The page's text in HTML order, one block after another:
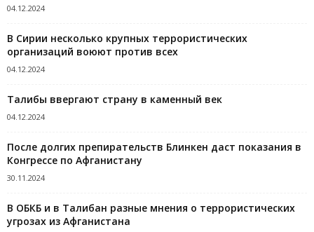
04.12.2024
В Сирии несколько крупных террористических
организаций воюют против всех
04.12.2024
Талибы ввергают страну в каменный век
04.12.2024
После долгих препирательств Блинкен даст показания в
Конгрессе по Афганистану
30.11.2024
В ОБКБ и в Талибан разные мнения о террористических
угрозах из Афганистана